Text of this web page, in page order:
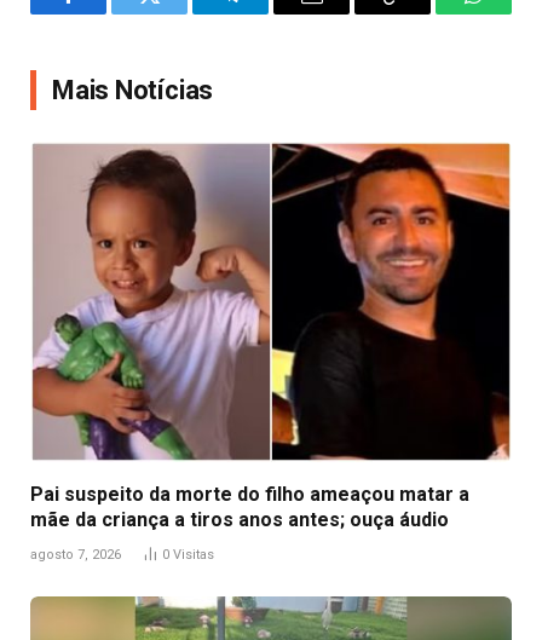
FacebookTwitter TelegramEmail
Copy
Mais Notícias
Pai suspeito da morte do filho ameaçou matar a
mãe da criança a tiros anos antes; ouça áudio
agosto 7, 2026 0 Visitas